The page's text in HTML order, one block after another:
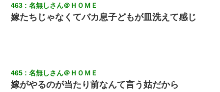
463 名無しさん＠ＨＯＭＥ
嫁たちじゃなくてバカ息子どもが皿洗えて感じ
465 名無しさん＠ＨＯＭＥ
嫁がやるのが当たり前なんて言う姑だから